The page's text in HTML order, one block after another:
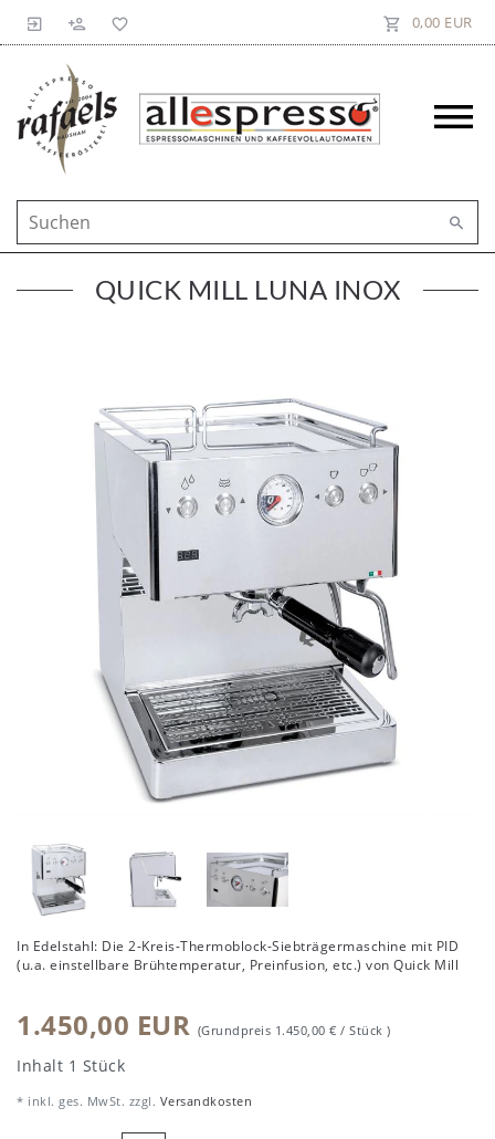
0,00 EUR
QUICK MILL LUNA INOX
In Edelstahl: Die 2-Kreis-Thermoblock-Siebträgermaschine mit PID
(u.a. einstellbare Brühtemperatur, Preinfusion, etc.) von Quick Mill
1.450,00 EUR (Grundpreis 1.450,00 € / Stück )
Inhalt 1 Stück
* inkl. ges. MwSt. zzgl. Versandkosten